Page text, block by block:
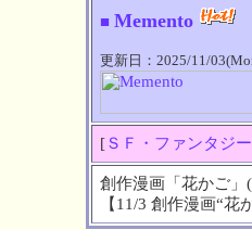
■ Memento
更新日：2025/11/
[ＳＦ・ファンタジー
創作漫画「花かご
【11/3 創作漫画“